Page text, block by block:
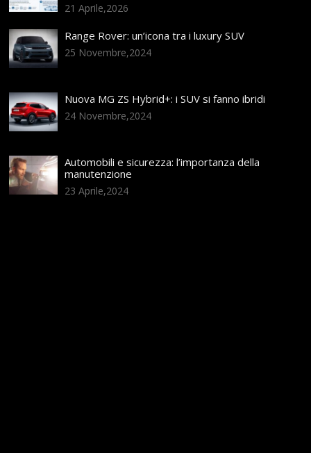
21 Aprile,2026
Range Rover: un’icona tra i luxury SUV
25 Novembre,2024
Nuova MG ZS Hybrid+: i SUV si fanno ibridi
24 Novembre,2024
Automobili e sicurezza: l’importanza della
manutenzione
23 Aprile,2024